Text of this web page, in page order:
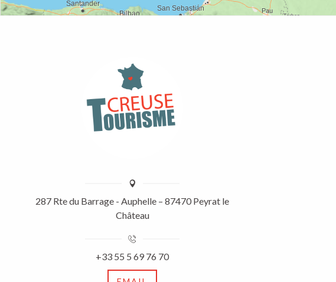
287 Rte du Barrage - Auphelle – 87470 Peyrat le
Château
+33 55 5 69 76 70